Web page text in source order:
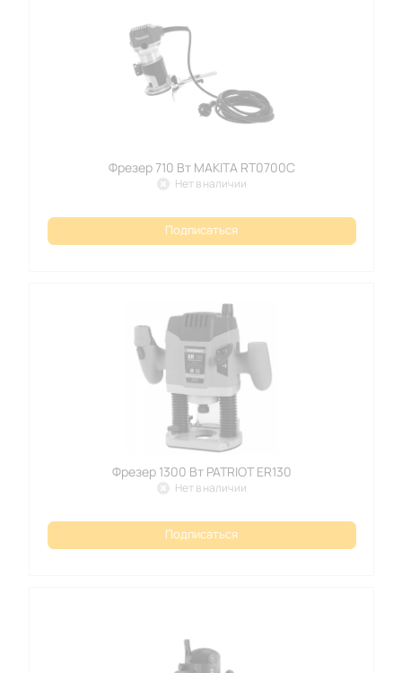
Фрезер 710 Вт MAKITA RT0700C
Нет в наличии
Подписаться
Фрезер 1300 Вт PATRIOT ER130
Нет в наличии
Подписаться